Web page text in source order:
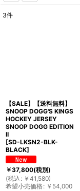
3件
【SALE】【送料無料】
SNOOP DOGG'S KINGS
HOCKEY JERSEY
SNOOP DOGG EDITION
II
[SD-LKSN2-BLK-
BLACK]
￥37,800(税別)
(税込 : ￥ 41,580)
希望小売価格: ￥ 54,000